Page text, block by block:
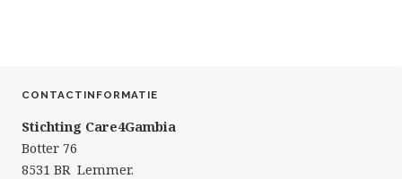
CONTACTINFORMATIE
Stichting Care4Gambia
Botter 76
8531 BR Lemmer.